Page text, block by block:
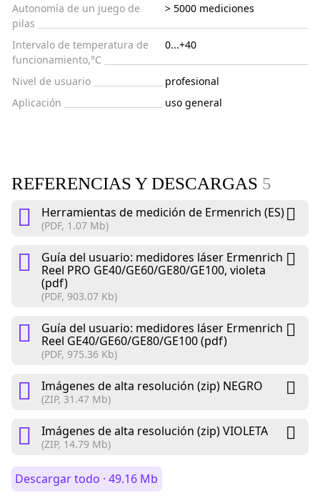
Autonomía de un juego de
pilas
> 5000 mediciones
Intervalo de temperatura de
funcionamiento,°C
0...+40
Nivel de usuario
profesional
Aplicación
uso general
REFERENCIAS Y DESCARGAS 5
Herramientas de medición de Ermenrich (ES)
(PDF, 1.07 Mb)
Guía del usuario: medidores láser Ermenrich
Reel PRO GE40/GE60/GE80/GE100, violeta
(pdf)
(PDF, 903.07 Kb)
Guía del usuario: medidores láser Ermenrich
Reel GE40/GE60/GE80/GE100 (pdf)
(PDF, 975.36 Kb)
Imágenes de alta resolución (zip) NEGRO
(ZIP, 31.47 Mb)
Imágenes de alta resolución (zip) VIOLETA
(ZIP, 14.79 Mb)
Descargar todo · 49.16 Mb